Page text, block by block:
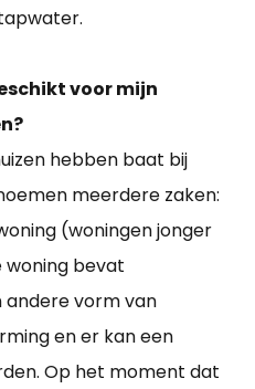
voor mijn
hebben baat bij
meerdere zaken:
(woningen jonger
woning bevat
vorm van
en er kan een
Op het moment dat